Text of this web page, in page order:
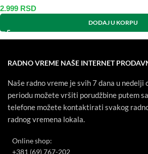
2.999 RSD
DODAJ U KORPU
RADNO VREME NAŠE INTERNET
Naše radno vreme je svih 7 dana u nedelji
periodu možete vršiti porudžbine putem
telefone možete kontaktirati svakog
radnog vremena lokala.
Online shop:
+381 (69) 767-202